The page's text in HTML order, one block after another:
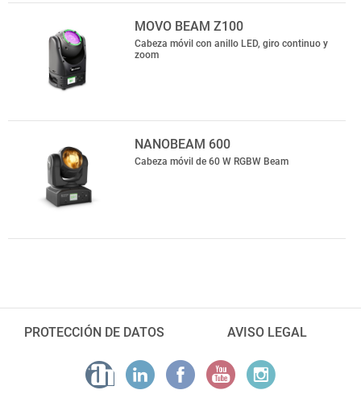
MOVO BEAM Z100
Cabeza móvil con anillo LED, giro continuo y
zoom
NANOBEAM 600
Cabeza móvil de 60 W RGBW Beam
PROTECCIÓN DE DATOS AVISO LEGAL